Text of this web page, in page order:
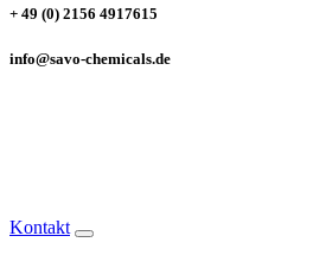
+ 49 (0) 2156 4917615
info@savo-chemicals.de
Kontakt